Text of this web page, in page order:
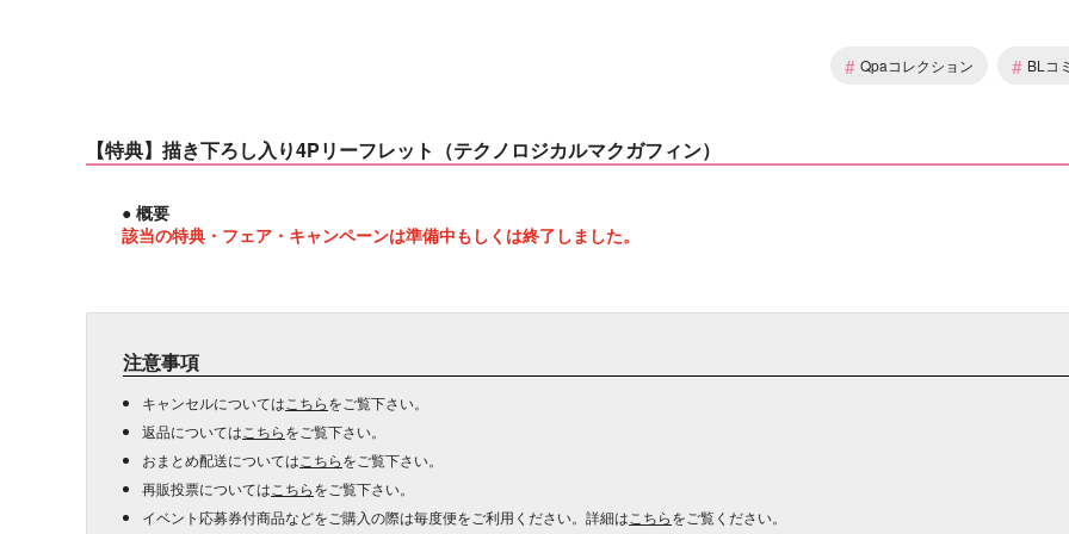
# Qpaコレクション # BLコ
【特典】描き下ろし入り4Pリーフレット（テクノロジカルマクガフィン）
● 概要
該当の特典・フェア・キャンペーンは準備中もしくは終了しました。
注意事項
キャンセルについては こちらをご覧下さい。
返品については こちらをご覧下さい。
おまとめ配送については こちらをご覧下さい。
再販投票については こちらをご覧下さい。
イベント応募券付商品などをご購入の際は毎度便をご利用ください。詳細は こちらをご覧ください。